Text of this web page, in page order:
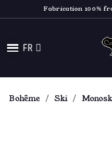
Fabrication 100%
FR
Bohême Ski